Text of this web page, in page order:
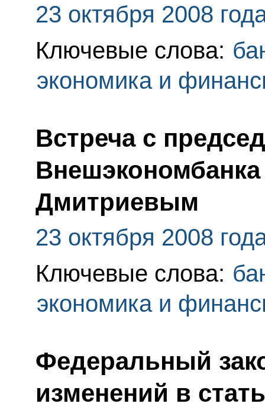
23 октября 2008
Ключевые слова:
экономика и
Встреча с
Дмитриевым
23 октября 2008
Ключевые слова:
экономика и
Федеральный
изменений в